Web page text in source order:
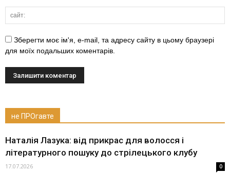
Зберегти моє ім'я, e-mail, та адресу сайту в цьому браузері
для моїх подальших коментарів.
не ПРОгавте
Наталія Лазука: від прикрас для волосся і
літературного пошуку до стрілецького клубу
17.07.2026 0